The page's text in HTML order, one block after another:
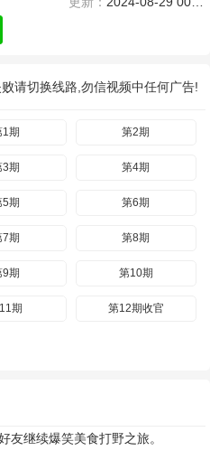
请切换线路,勿信视频中任何广告!
1期 第2期
3期 第4期
5期 第6期
7期 第8期
9期 第10期
期 第12期收官
继续爆笑美食打野之旅。